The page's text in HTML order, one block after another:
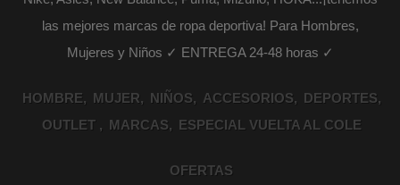
las mejores marcas de ropa deportiva! Para Hombres,
Mujeres y Niños ✓ ENTREGA 24-48 horas ✓
HOMBRE MUJER NIÑOS ACCESORIOS
DEPORTES
OUTLET
MARCAS ESPECIAL VUELTA AL COLE
OFERTAS